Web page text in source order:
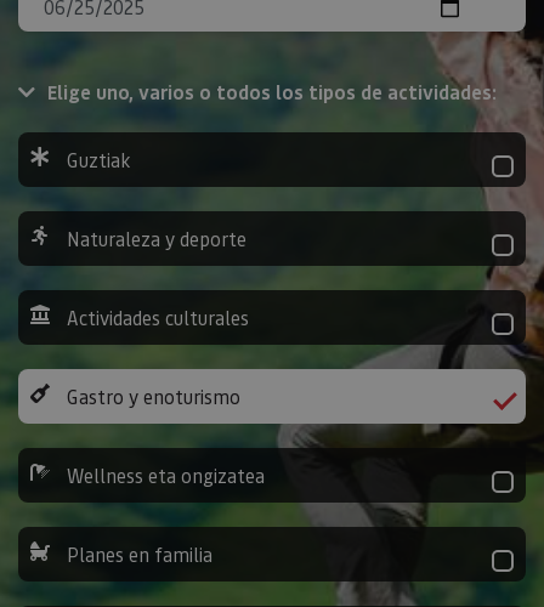
Elige uno, varios o todos los tipos de actividades:
Guztiak
Naturaleza y deporte
Actividades culturales
Gastro y enoturismo
Wellness eta ongizatea
Planes en familia